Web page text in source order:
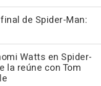
de Spider-Man:
Watts en Spider-
la reúne con Tom